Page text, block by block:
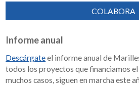
COLABORA
Informe anual
Descárgateel informe anual de
todos los proyectos que financiamos el
muchos casos, siguen en marcha este